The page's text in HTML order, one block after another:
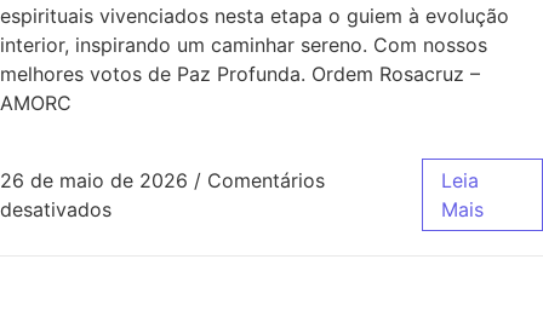
espirituais vivenciados nesta etapa o guiem à evolução
interior, inspirando um caminhar sereno. Com nossos
melhores votos de Paz Profunda. Ordem Rosacruz –
AMORC
26 de maio de 2026 / Comentários
desativados
Leia
Mais